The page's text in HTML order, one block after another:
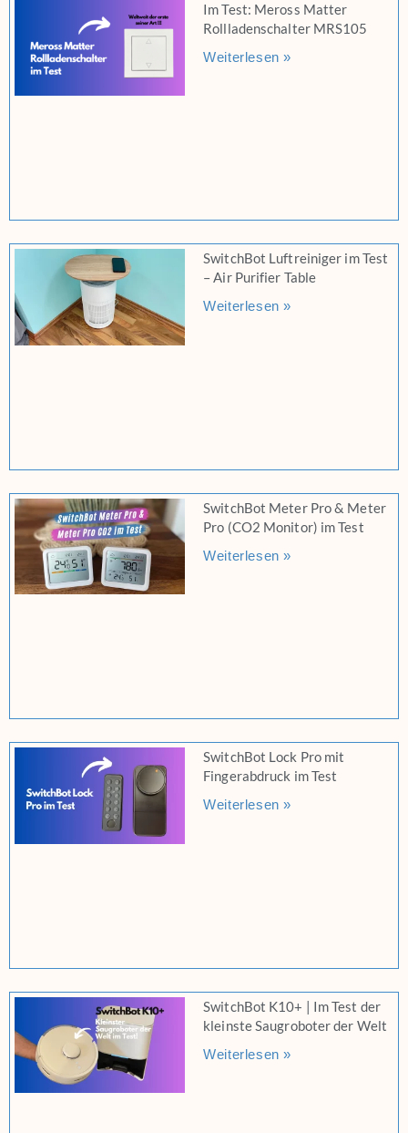
Im Test: Meross Matter
Rollladenschalter MRS105
Weiterlesen »
SwitchBot Luftreiniger im Test
– Air Purifier Table
Weiterlesen »
SwitchBot Meter Pro & Meter
Pro (CO2 Monitor) im Test
Weiterlesen »
SwitchBot Lock Pro mit
Fingerabdruck im Test
Weiterlesen »
SwitchBot K10+ | Im Test der
kleinste Saugroboter der Welt
Weiterlesen »